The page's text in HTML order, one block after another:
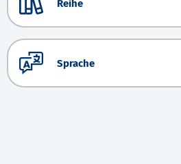
Reihe
Sprache